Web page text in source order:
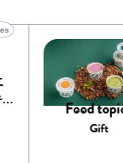
リエ
プ キャ
articles